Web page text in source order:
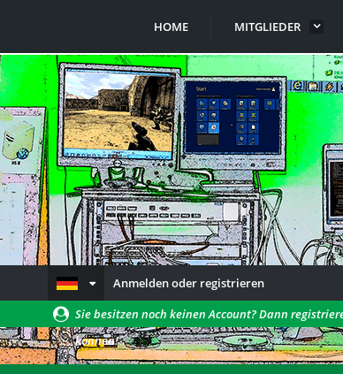
HOME MITGLIEDER
Anmelden oder registrieren
Sie besitzen noch keinen Account? Dann
können!